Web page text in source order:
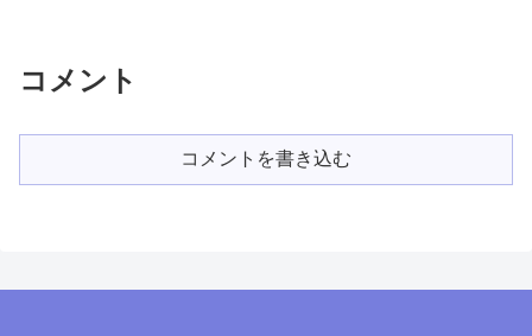
コメント
コメントを書き込む